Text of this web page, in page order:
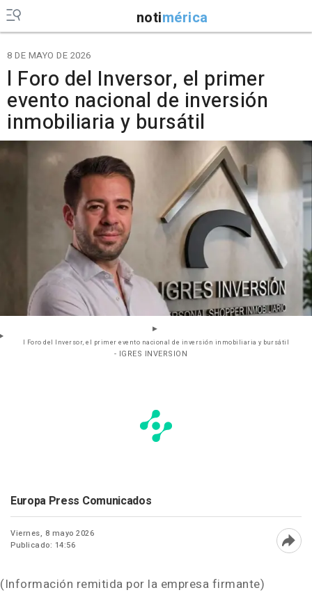
notimérica
8 DE MAYO DE 2026
l Foro del Inversor, el primer
evento nacional de inversión
inmobiliaria y bursátil
l Foro del Inversor, el primer evento nacional de inversión inmobiliaria y bursátil
- IGRES INVERSION
Europa Press Comunicados
Viernes, 8 mayo 2026
Publicado: 14:56
(Información remitida por la empresa firmante)